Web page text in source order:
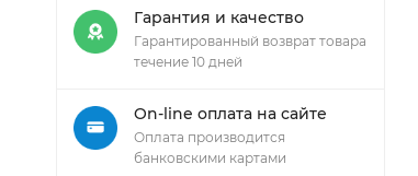
Гарантия и качество
Гарантированный возврат товара
течение 10 дней
On-line оплата на сайте
Оплата производится
банковскими картами